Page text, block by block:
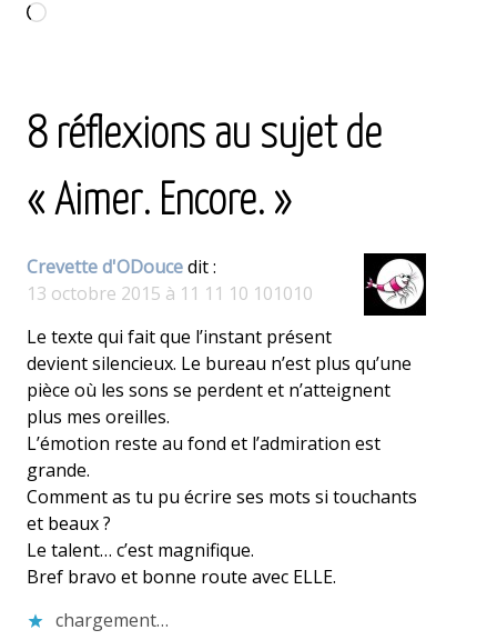
Chargement…
article
précédent
8 réflexions au sujet de
« Aimer. Encore. »
Crevette d'ODoucedit :
13 octobre 2015 à 11 11 10 101010
Le texte qui fait que l’instant présent
devient silencieux. Le bureau n’est plus qu’une
pièce où les sons se perdent et n’atteignent
plus mes oreilles.
L’émotion reste au fond et l’admiration est
grande.
Comment as tu pu écrire ses mots si touchants
et beaux ?
Le talent… c’est magnifique.
Bref bravo et bonne route avec ELLE.
chargement…